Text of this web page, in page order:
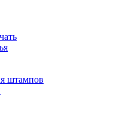
штампов